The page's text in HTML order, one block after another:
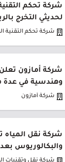
شركة تحكم
لحديثي التخرج
شركة تحكم التقنية
شركة أمازون
وهندسية في عدة
شركة أمازون
شركة نقل المياه
والبكالوريوس